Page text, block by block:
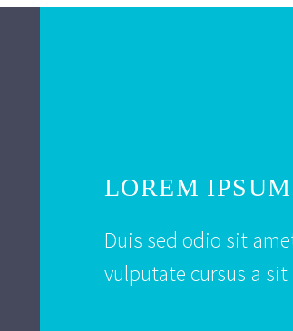
LOREM IPSUM
Duis sed odio sit
vulputate cursus a